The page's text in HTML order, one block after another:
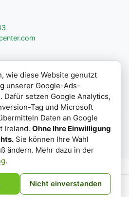
5
GmbH & Co. KG ·Impressum·
Datenschutz
Datenschutz
AGB
wie diese Website genutzt
unserer Google-Ads-
Dafür setzen Google Analytics,
Tag und Microsoft
Daten an Google
Ireland. Ohne Ihre Einwilligung
Sie können Ihre Wahl
ändern. Mehr dazu in der
.
Nicht einverstanden